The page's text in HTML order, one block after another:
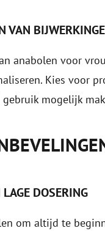
VAN
anabolen voor
Kies voor
mogelijk
DOSERING
om altijd te